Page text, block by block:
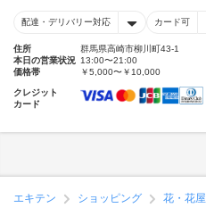
配達・デリバリー対応 カード可
住所
群馬県高崎市柳川町43-1
本日の営業状況 13:00〜21:00
価格帯
￥5,000〜￥10,000
クレジット
カード
エキテン ショッピング
花・花屋